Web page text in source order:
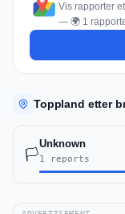
Vis rapporter
— 🌍 1
Toppland etter
🏳️
Unknown
1 reports